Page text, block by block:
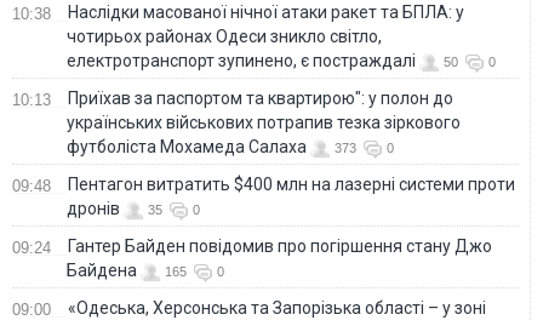
10:38
Наслідки масованої нічної атаки ракет та БПЛА: у
чотирьох районах Одеси зникло світло,
електротранспорт зупинено, є постраждалі
50 0
10:13
Приїхав за паспортом та квартирою": у полон до
українських військових потрапив тезка зіркового
футболіста Мохамеда Салаха
373 0
09:48
Пентагон витратить $400 млн на лазерні системи проти
дронів
35 0
09:24
Гантер Байден повідомив про погіршення стану Джо
Байдена
165 0
09:00
«Одеська, Херсонська та Запорізька області – у зоні